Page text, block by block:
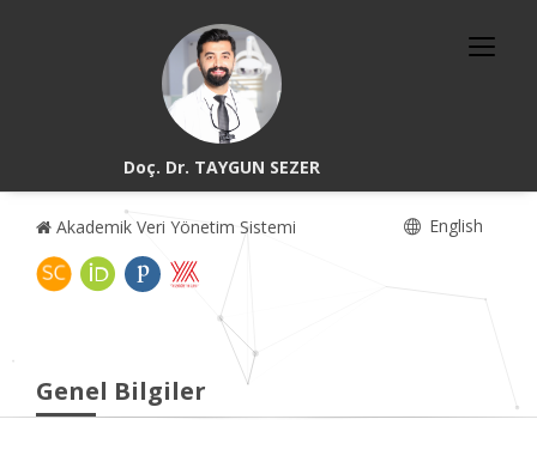
Doç. Dr. TAYGUN SEZER
Akademik Veri Yönetim Sistemi English
Genel Bilgiler